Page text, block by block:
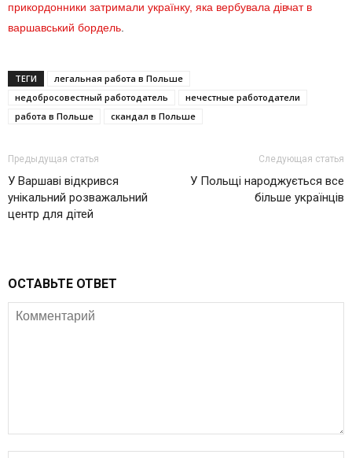
прикордонники затримали українку, яка вербувала дівчат в
варшавський бордель.
ТЕГИ
легальная работа в Польше
недобросовестный работодатель
нечестные работодатели
работа в Польше
скандал в Польше
Предыдущая статья
У Варшаві відкрився
унікальний розважальний
центр для дітей
Следующая статья
У Польщі народжується все
більше українців
ОСТАВЬТЕ ОТВЕТ